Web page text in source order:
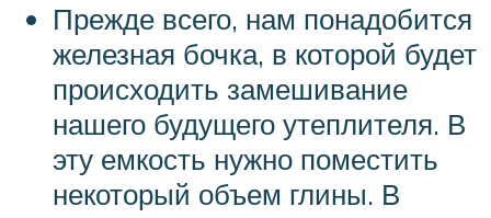
Прежде всего, нам понадобится
железная бочка, в которой будет
происходить замешивание
нашего будущего утеплителя. В
эту емкость нужно поместить
некоторый объем глины. В